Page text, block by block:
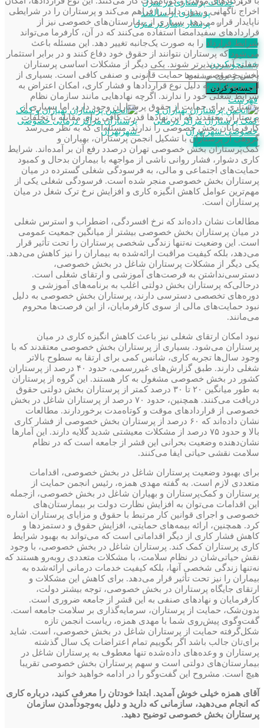
خدمات پرستاری در منزل
پرستاری از سالمند
پرستار بیمار در منزل
استعلام مدرک
عضویت
جستجو کردن
جستجو کردن
فهرست
عضویت در انجمن
اخراج ناگهانی و بدون دلیل را فراهم می‌کند و پرستاران را در شرایطی
ناپایدار قرار می‌دهد. بسیاری از بیمارستان‌های خصوصی نیز از
قراردادهای سفیدامضا استفاده می‌کنند که در آن، کارفرما می‌تواند
شرایط قرارداد را به‌ صورت یک‌جانبه تغییر دهد. این مسئله باعث
می‌شود که پرستاران نتوانند از حقوق خود دفاع کنند و در برابر استثمار
شغلی آسیب‌پذیرتر شوند. یکی دیگر از مشکلات اساسی پرستاران
بخش خصوصی، نبود حمایت قانونی و صنفی کافی است. بسیاری از
این پرستاران به دلیل نوع قراردادها و فشار کاری، امکان اعتراض به
شرایط شغلی خود را ندارند. اگرچه نهادهایی مانند سازمان نظام
پرستاری برای حمایت از حقوق پرستاران وجود دارد، اما بسیاری از
پرستاران معتقدند که این نهادها قدرت کافی برای مقابله با تخلفات
کارفرمایان بخش خصوصی را ندارند. مسئله‌ای که به نظر می‌رسد
گروهی از پرستاران با تشکیل انجمن پرستاران، بهیاران و
کمک‌پرستاران بخش خصوصی تهران در‌صدد رفع آن بر آمده‌اند. شرایط
کاری دشوار، فشار روانی ناشی از مواجهه با بیماران بدحال و کمبود
حمایت‌های اجتماعی و مالی، به فرسودگی شغلی گسترده در میان
پرستاران بخش خصوصی منجر شده است. فرسودگی شغلی یکی از
مهم‌ترین عوامل کاهش انگیزه کاری و افزایش نرخ ترک شغل در میان
پرستاران است.
مطالعات نشان داده‌اند که نرخ افسردگی، اضطراب و استرس شغلی
در میان پرستاران بخش خصوصی بیشتر از میانگین جمعیت عمومی
است. این وضعیت نه‌تنها زندگی شخصی پرستاران را تحت تأثیر قرار
می‌دهد، بلکه کیفیت مراقبت ارائه‌شده به بیماران را نیز کاهش می‌دهد.
یکی دیگر از مشکلات پرستاران شاغل در بخش خصوصی،
دسترسی‌نداشتن به فرصت‌های آموزشی و ارتقای شغلی است.
در‌حالی‌که پرستاران بخش دولتی اغلب به برنامه‌های آموزشی و
دوره‌های تخصصی دسترسی دارند، پرستاران بخش خصوصی به دلیل
نبود حمایت‌های مالی از سوی کارفرمایان، از این فرصت‌ها محروم
می‌مانند.
نبود امکان ارتقای شغلی نیز باعث کاهش انگیزه کاری در میان
پرستاران می‌شود. بسیاری از پرستاران بخش خصوصی معتقدند که با
وجود سال‌ها تجربه کاری، شانس کمی برای ارتقا به سطوح بالاتر
شغلی دارند. طبق گزارش‌های غیررسمی، حدود ۴۰ درصد از پرستاران
کشور در بخش خصوصی مشغول به کار هستند. این گروه از پرستاران
به‌ طور میانگین ۲۰ تا ۳۰ درصد کمتر از پرستاران بخش دولتی حقوق
دریافت می‌کنند. همچنین، حدود ۷۰ درصد از پرستاران شاغل در بخش
خصوصی از قراردادهای موقت و کوتاه‌مدت برخوردارند. مطالعات
نشان داده‌اند که ۶۰ درصد از پرستاران بخش خصوصی از فشار کاری
بالا و حدود ۷۵ درصد از مشکلات معیشتی شدید گلایه دارند. این آمارها
نشان‌دهنده وضعیت بحرانی این قشر از جامعه است که در نظام
سلامت نقشی حیاتی ایفا می‌کنند.
برای بهبود وضعیت پرستاران شاغل در بخش خصوصی، اقدامات
متعددی لازم است. به گفته مهدی همزه، رئیس انجمن حمایت از
پرستاران و کمک‌پرستاران و بهیاران شاغل در بخش خصوصی، از‌جمله
این اقدامات می‌توان به افزایش نظارت دولت بر بیمارستان‌های
خصوصی و اجرای قوانین کار مرتبط با حقوق و مزایای پرستاران اشاره
کرد. همچنین، ارائه بیمه‌های حمایتی، افزایش حقوق و دستمزدها و
کاهش فشار کاری از دیگر اقداماتی است که می‌تواند به بهبود شرایط
کاری پرستاران کمک کند. پرستاران شاغل در بخش خصوصی، با وجود
نقش حیاتی‌شان در نظام سلامت، با مشکلات متعددی روبه‌رو هستند که
نه‌تنها زندگی شخصی آنها، بلکه کیفیت خدمات درمانی ارائه‌شده به
بیماران را نیز تحت تأثیر قرار می‌دهد. برای کاهش این مشکلات و
ارتقای جایگاه پرستاران در بخش خصوصی، توجه بیشتر دولت،
کارفرمایان و نهادهای صنفی به این قشر از جامعه ضروری است.
بدون‌شک، حمایت از پرستاران، سرمایه‌گذاری بر سلامت جامعه است.
گفت‌وگوی پیش‌روی شما با مهدی همزه، ریاست انجمن تازه
شکل‌گرفته حمایت از پرستاران شاغل در بخش خصوصی، است. شاید
برای‌تان جالب باشد اگر بگوییم تمام اعتراضات یک سال گذشته
پرستاران و وعده‌های داده‌شده تنها معطوف به پرستاران شاغل در
بیمارستان‌های دولتی است و سهم پرستاران بخش خصوصی تقریبا
هیچ است. مشروح این گفت‌وگو را در ادامه خواهید خواند
آقای همزه خیلی خوش آمدید. ابتدا خودتان را معرفی کنید، درباره کاری
که انجام می‌دهید، سازمانی که دارید و دلیل به‌وجود‌آمدن سازمان
پرستاران بخش خصوصی توضیح دهید.